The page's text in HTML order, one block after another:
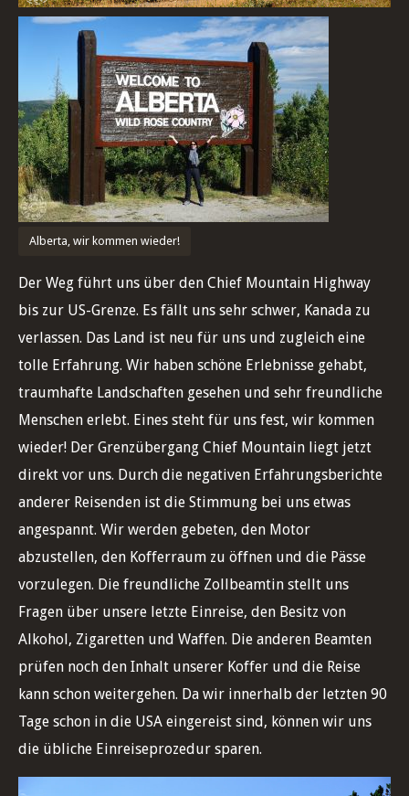
Alberta, wir kommen wieder!
Der Weg führt uns über den Chief Mountain Highway
bis zur US-Grenze. Es fällt uns sehr schwer, Kanada zu
verlassen. Das Land ist neu für uns und zugleich eine
tolle Erfahrung. Wir haben schöne Erlebnisse gehabt,
traumhafte Landschaften gesehen und sehr freundliche
Menschen erlebt. Eines steht für uns fest, wir kommen
wieder! Der Grenzübergang Chief Mountain liegt jetzt
direkt vor uns. Durch die negativen Erfahrungsberichte
anderer Reisenden ist die Stimmung bei uns etwas
angespannt. Wir werden gebeten, den Motor
abzustellen, den Kofferraum zu öffnen und die Pässe
vorzulegen. Die freundliche Zollbeamtin stellt uns
Fragen über unsere letzte Einreise, den Besitz von
Alkohol, Zigaretten und Waffen. Die anderen Beamten
prüfen noch den Inhalt unserer Koffer und die Reise
kann schon weitergehen. Da wir innerhalb der letzten 90
Tage schon in die USA eingereist sind, können wir uns
die übliche Einreiseprozedur sparen.